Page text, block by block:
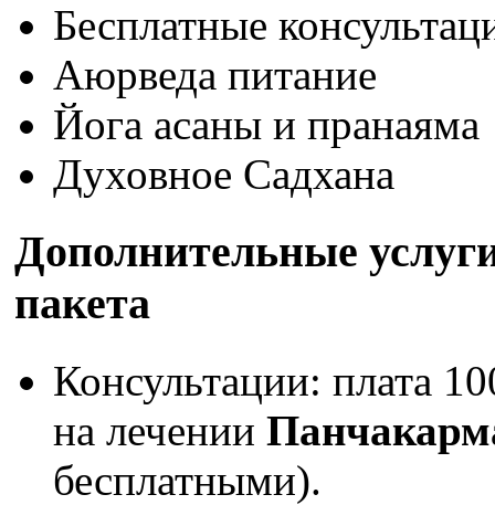
Бесплатные
Аюрведа питание
Йога асаны и пранаяма
Духовное Садхана
Дополнительные
пакета
Консультации: плата
на лечении
бесплатными).